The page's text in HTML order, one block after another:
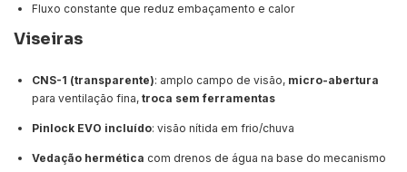
Fluxo constante que reduz embaçamento e calor
Viseiras
CNS-1 (transparente): amplo campo de visão, micro-abertura
para ventilação fina, troca sem ferramentas
Pinlock EVO incluído: visão nítida em frio/chuva
Vedação hermética com drenos de água na base do mecanismo